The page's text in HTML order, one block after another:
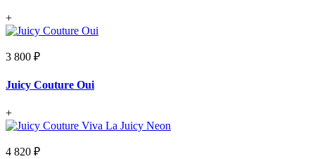
+
3 800 ₽
Juicy Couture Oui
+
4 820 ₽